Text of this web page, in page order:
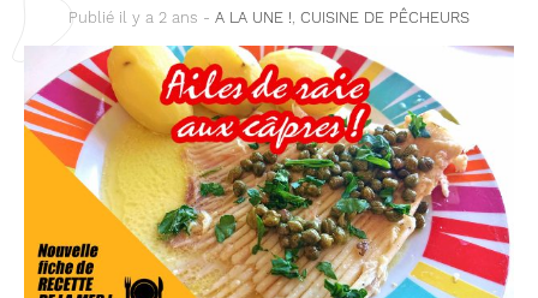
Publié il y a 2 ans - A LA UNE !, CUISINE DE PÊCHEURS